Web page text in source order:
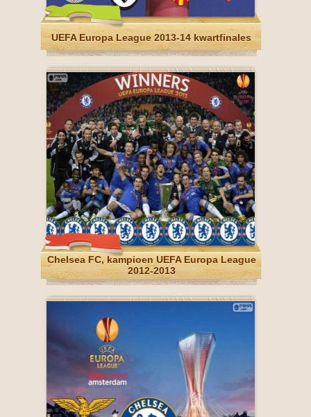
UEFA Europa League 2013-14 kwartfinales
Chelsea FC, kampioen UEFA Europa League
2012-2013